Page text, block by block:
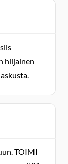
hiljainen
TOIMI